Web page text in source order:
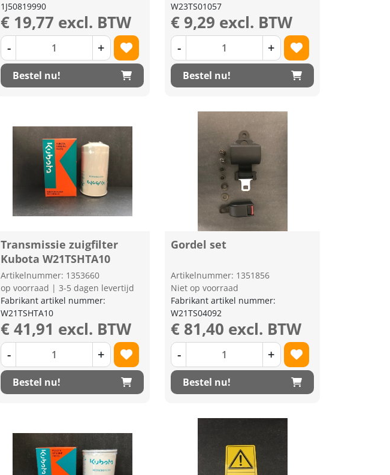
1J50819990
€ 19,77 excl. BTW
- +
Bestel nu!
W23TS01057
€ 9,29 excl. BTW
- +
Bestel nu!
Transmissie zuigfilter
Kubota W21TSHTA10
Artikelnummer: 1353660
op voorraad | 3-5 dagen levertijd
Fabrikant artikel nummer:
W21TSHTA10
€ 41,91 excl. BTW
- +
Bestel nu!
Gordel set
Artikelnummer: 1351856
Niet op voorraad
Fabrikant artikel nummer:
W21TS04092
€ 81,40 excl. BTW
- +
Bestel nu!